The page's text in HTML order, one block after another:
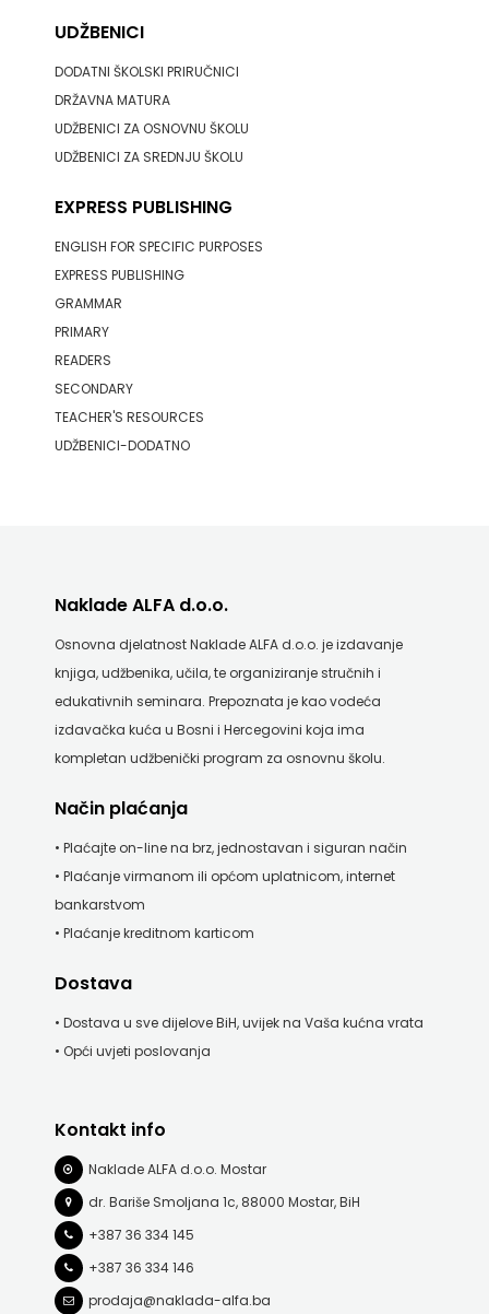
UDŽBENICI
DODATNI ŠKOLSKI PRIRUČNICI
DRŽAVNA MATURA
UDŽBENICI ZA OSNOVNU ŠKOLU
UDŽBENICI ZA SREDNJU ŠKOLU
EXPRESS PUBLISHING
ENGLISH FOR SPECIFIC PURPOSES
EXPRESS PUBLISHING
GRAMMAR
PRIMARY
READERS
SECONDARY
TEACHER'S RESOURCES
UDŽBENICI-DODATNO
Naklade ALFA d.o.o.
Osnovna djelatnost Naklade ALFA d.o.o. je izdavanje
knjiga, udžbenika, učila, te organiziranje stručnih i
edukativnih seminara. Prepoznata je kao vodeća
izdavačka kuća u Bosni i Hercegovini koja ima
kompletan udžbenički program za osnovnu školu.
Način plaćanja
• Plaćajte on-line na brz, jednostavan i siguran način
• Plaćanje virmanom ili općom uplatnicom, internet
bankarstvom
• Plaćanje kreditnom karticom
Dostava
• Dostava u sve dijelove BiH, uvijek na Vaša kućna vrata
• Opći uvjeti poslovanja
Kontakt info
Naklade ALFA d.o.o. Mostar
dr. Bariše Smoljana 1c, 88000 Mostar, BiH
+387 36 334 145
+387 36 334 146
prodaja@naklada-alfa.ba